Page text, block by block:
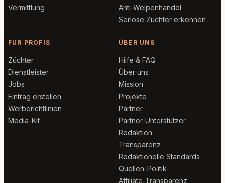
Vermittlung
Anti-Welpenhandel
Seriöse Züchter erkennen
FÜR PROFIS
Züchter
Dienstleister
Jobs
Eintrag erstellen
Werberichtlinien
Media-Kit
ÜBER UNS
Hilfe & FAQ
Über uns
Mission
Projekte
Partner
Partner-Unterstützer
Redaktion
Transparenz
Redaktionelle Standards
Quellen-Politik
Affiliate-Transparenz